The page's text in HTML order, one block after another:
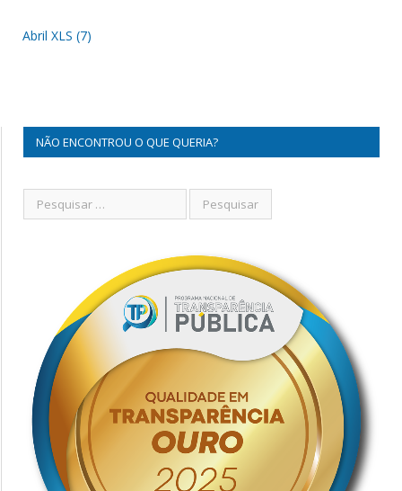
Abril XLS (7)
NÃO ENCONTROU O QUE QUERIA?